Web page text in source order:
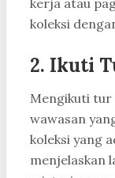
kerja atau
koleksi
2. Ikuti
Mengikuti tur
wawasan
koleksi yang
menjelaskan